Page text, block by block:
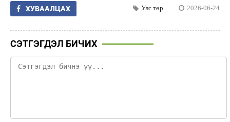
ХУВААЛЦАХ Улс төр 2026-06-24
СЭТГЭГДЭЛ БИЧИХ